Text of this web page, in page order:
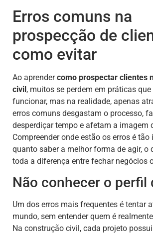
Erros comuns na
prospecção de
como evitar
Ao aprendercomo prospectar clientes
civil, muitos se perdem em práticas que
funcionar, mas na realidade, apenas
erros comuns desgastam o processo,
desperdiçar tempo e afetam a imagem
Compreender onde estão os erros é
quanto saber a melhor forma de agir, o
toda a diferença entre fechar negócios
Não conhecer o perfil
Um dos erros mais frequentes é tentar
mundo, sem entender quem é
Na construção civil, cada projeto